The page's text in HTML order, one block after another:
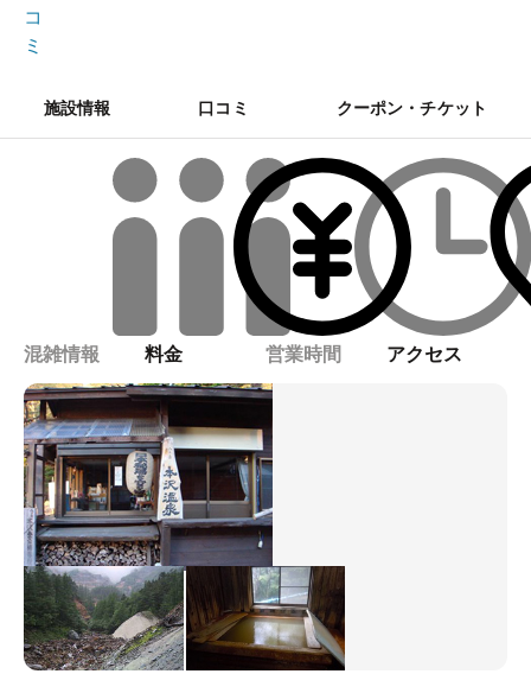
コ
ミ
施設情報 口コミ クーポン・チケット
混雑情報 料金 営業時間 アクセス